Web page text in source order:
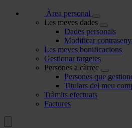
Àrea personal
Les meves dades
Dades personals
Modificar
Les meves bonificacions
Gestionar targetes
Persones a càrrec
Persones que
Titulars del meu
Tràmits efectuats
Factures